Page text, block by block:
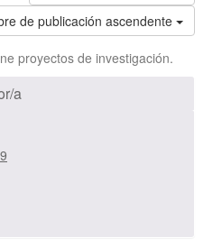
de publicación ascendente
proyectos de investigación.
a